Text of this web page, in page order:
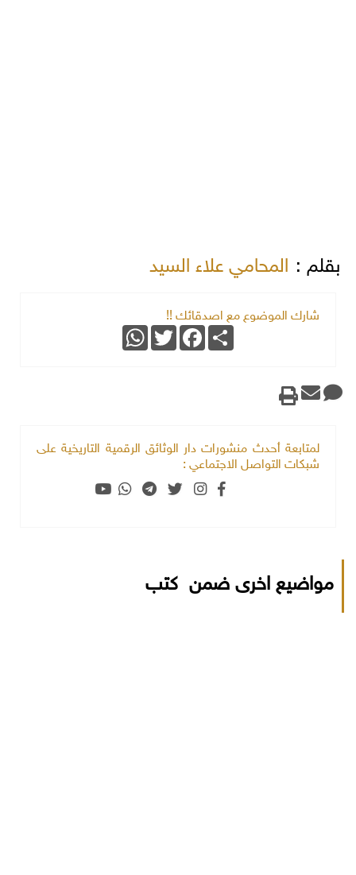
بقلم : المحامي علاء السيد
شارك الموضوع مع اصدقائك !!
Share
Facebook
Twitter
WhatsApp
لمتابعة أحدث منشورات دار الوثائق الرقمية التاريخية على
شبكات التواصل الاجتماعي :
مواضيع اخرى ضمن كتب